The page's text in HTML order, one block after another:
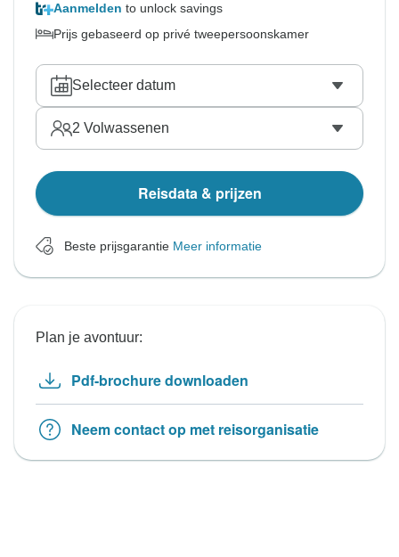
Aanmelden to unlock savings
Prijs gebaseerd op privé tweepersoonskamer
Selecteer datum
2 Volwassenen
Reisdata & prijzen
Beste prijsgarantie Meer informatie
Plan je avontuur:
Pdf-brochure downloaden
Neem contact op met reisorganisatie